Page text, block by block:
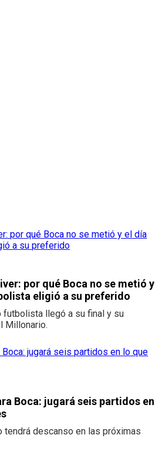
por qué Boca no se metió y
eligió a su preferido
futbolista llegó a su final y su
Millonario.
Boca: jugará seis partidos en
tendrá descanso en las próximas